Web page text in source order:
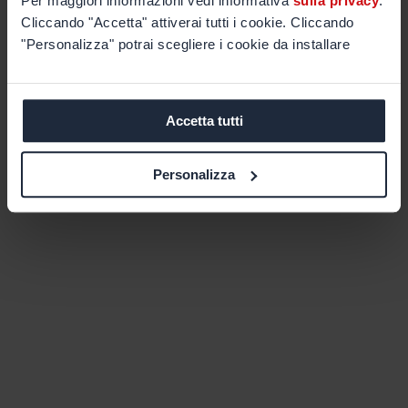
Cliccando "Accetta" attiverai tutti i cookie. Cliccando
"Personalizza" potrai scegliere i cookie da installare
Accetta tutti
Personalizza